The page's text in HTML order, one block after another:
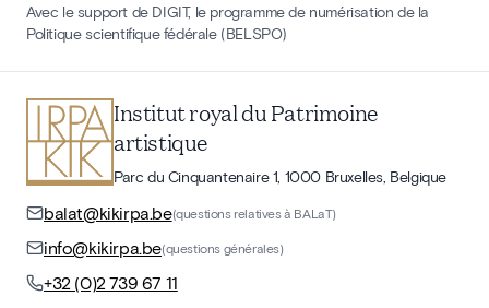
Avec le support de DIGIT, le programme de numérisation de la
Politique scientifique fédérale (BELSPO)
Institut royal du Patrimoine
artistique
Parc du Cinquantenaire 1, 1000 Bruxelles, Belgique
balat@kikirpa.be(questions relatives à BALaT)
info@kikirpa.be(questions générales)
+32 (0)2 739 67 11